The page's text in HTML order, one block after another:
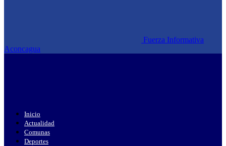
Fuerza Informativa
Aconcagua
Inicio
Actualidad
Comunas
Deportes